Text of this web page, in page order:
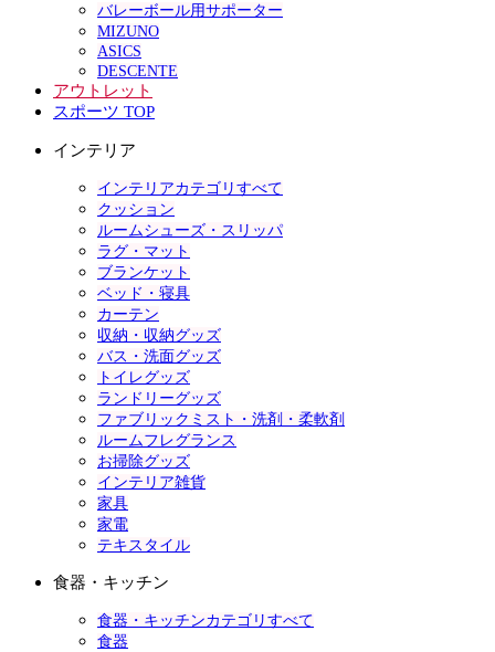
バレーボール用サポーター
MIZUNO
ASICS
DESCENTE
アウトレット
スポーツ TOP
インテリア
インテリアカテゴリすべて
クッション
ルームシューズ・スリッパ
ラグ・マット
ブランケット
ベッド・寝具
カーテン
収納・収納グッズ
バス・洗面グッズ
トイレグッズ
ランドリーグッズ
ファブリックミスト・洗剤・柔軟剤
ルームフレグランス
お掃除グッズ
インテリア雑貨
家具
家電
テキスタイル
食器・キッチン
食器・キッチンカテゴリすべて
食器